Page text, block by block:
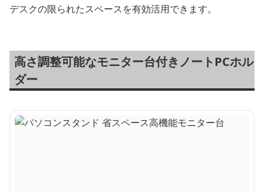
デスクの限られたスペースを有効活用できます。
高さ調整可能なモニター台付きノートPCホル
ダー